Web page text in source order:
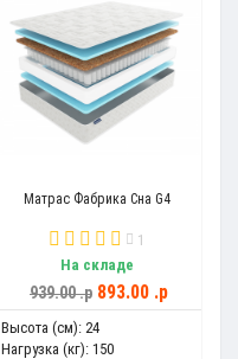
Матрас Фабрика Сна G4
1
На складе
939.00 .p 893.00 .p
Высота (см): 24
Нагрузка (кг): 150